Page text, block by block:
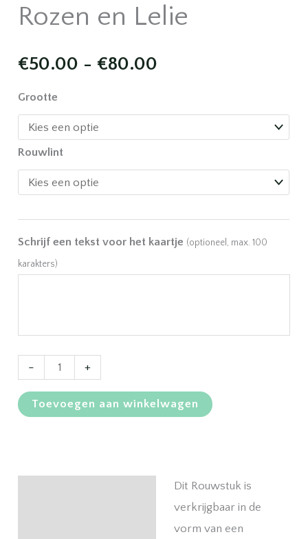
Rozen en Lelie
€50.00 - €80.00
€80.00
Grootte
Rouwlint
Schrijf een tekst voor het kaartje (optioneel, max. 100
karakters)
-
Rouwstuk
witte
+
Toevoegen aan winkelwagen
Dit Rouwstuk is
verkrijgbaar in de
vorm van een